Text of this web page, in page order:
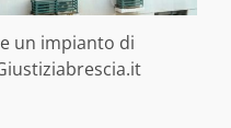
un impianto di